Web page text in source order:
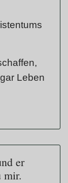
Leben
er
mir.